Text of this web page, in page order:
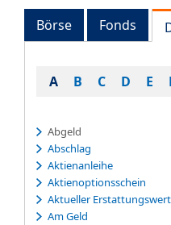
Börse Fonds
A B C D E
Abgeld
Abschlag
Aktienanleihe
Aktienoptionsschein
Aktueller Erstattungswert
Am Geld